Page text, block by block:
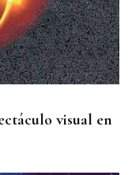
visual en